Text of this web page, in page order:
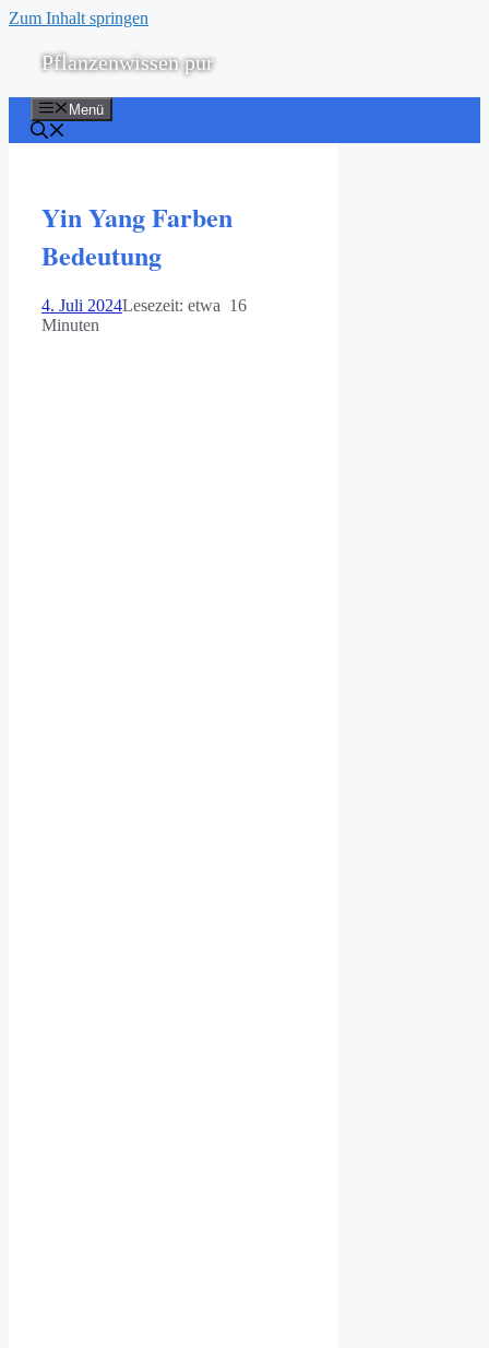
Zum Inhalt springen
Pflanzenwissen pur
Menü
Yin Yang Farben
Bedeutung
4. Juli 2024Lesezeit: etwa 16
Minuten